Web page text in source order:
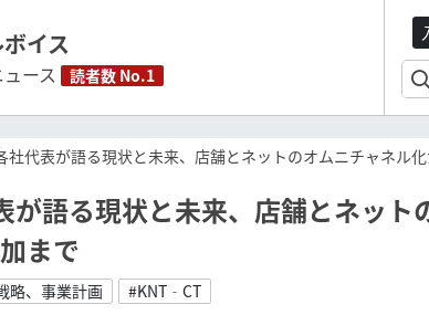
イス
ース 読者数 No.1
社代表が語る現状と未来、店舗とネットのオムニチャネル
が語る現状と未来、店舗とネット
まで
略、事業計画 #KNT‐CT